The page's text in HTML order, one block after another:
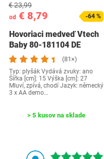
od € 8,79
€ 23,99
-64 %
Hovoriaci medveď Vtech
Baby 80-181104 DE
(81×)
Typ: plyšák Vydává zvuky: ano
Šířka [cm]: 15 Výška [cm]: 27
Mluví, zpívá, chodí Jazyk: německý
3 x AA demo…
> 5 kusov na sklade